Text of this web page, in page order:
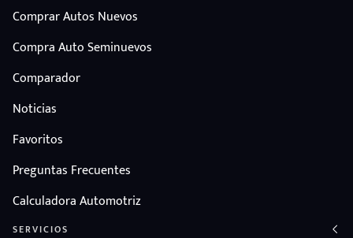
Comprar Autos Nuevos
Compra Auto Seminuevos
Comparador
Noticias
Favoritos
Preguntas Frecuentes
Calculadora Automotriz
SERVICIOS